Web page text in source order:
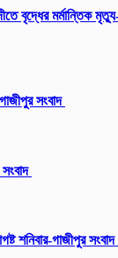
বৃদ্ধের মর্মান্তিক
সংবাদ
শনিবার-গাজীপুর সংবাদ